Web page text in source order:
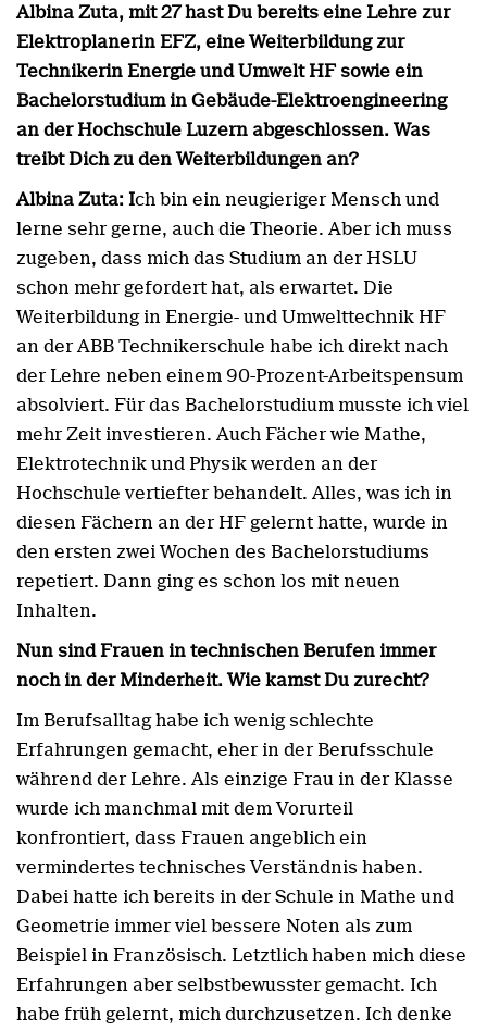
Albina Zuta, mit 27 hast Du bereits eine Lehre zur
Elektroplanerin EFZ, eine Weiterbildung zur
Technikerin Energie und Umwelt HF sowie ein
Bachelorstudium in Gebäude-Elektroengineering
an der Hochschule Luzern abgeschlossen. Was
treibt Dich zu den Weiterbildungen an?
Albina Zuta: Ich bin ein neugieriger Mensch und
lerne sehr gerne, auch die Theorie. Aber ich muss
zugeben, dass mich das Studium an der HSLU
schon mehr gefordert hat, als erwartet. Die
Weiterbildung in Energie- und Umwelttechnik HF
an der ABB Technikerschule habe ich direkt nach
der Lehre neben einem 90-Prozent-Arbeitspensum
absolviert. Für das Bachelorstudium musste ich viel
mehr Zeit investieren. Auch Fächer wie Mathe,
Elektrotechnik und Physik werden an der
Hochschule vertiefter behandelt. Alles, was ich in
diesen Fächern an der HF gelernt hatte, wurde in
den ersten zwei Wochen des Bachelorstudiums
repetiert. Dann ging es schon los mit neuen
Inhalten.
Nun sind Frauen in technischen Berufen immer
noch in der Minderheit. Wie kamst Du zurecht?
Im Berufsalltag habe ich wenig schlechte
Erfahrungen gemacht, eher in der Berufsschule
während der Lehre. Als einzige Frau in der Klasse
wurde ich manchmal mit dem Vorurteil
konfrontiert, dass Frauen angeblich ein
vermindertes technisches Verständnis haben.
Dabei hatte ich bereits in der Schule in Mathe und
Geometrie immer viel bessere Noten als zum
Beispiel in Französisch. Letztlich haben mich diese
Erfahrungen aber selbstbewusster gemacht. Ich
habe früh gelernt, mich durchzusetzen. Ich denke